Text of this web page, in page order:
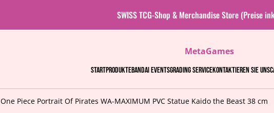
SWISS TCG-Shop & Merchandise Store (Preise
MetaGames
StartProdukteBandai eventsGrading ServiceKontaktieren Sie uns
One Piece Portrait Of Pirates WA-MAXIMUM PVC Statue Kaido the Beast 38 cm